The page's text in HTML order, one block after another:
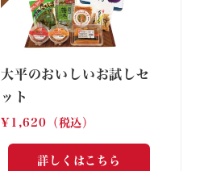
大平のおいしいお試しセ
ット
¥1,620（税込）
詳しくはこちら